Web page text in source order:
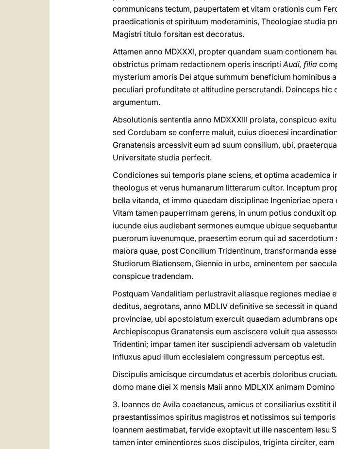
communicans tectum, paupertatem et vitam orationis cum
praedicationis et spirituum moderaminis, Theologiae studia
Magistri titulo forsitan est decoratus.
Attamen anno MDXXXI, propter quandam suam contionem
obstrictus primam redactionem operis inscriptiAudi, filia
mysterium amoris Dei atque summum beneficium hominibus
peculiari profunditate et altitudine perscrutandi. Deinceps
argumentum.
Absolutionis sententia anno MDXXXIII prolata, conspicuo
sed Cordubam se conferre maluit, cuius dioecesi
Granatensis arcessivit eum ad suum consilium, ubi,
Universitate studia perfecit.
Condiciones sui temporis plane sciens, et optima academica
theologus et verus humanarum litterarum cultor. Inceptum
bella vitanda, et immo quaedam disciplinae Ingenieriae
Vitam tamen pauperrimam gerens, in unum potius conduxit
iucunde eius audiebant sermones eumque ubique
puerorum iuvenumque, praesertim eorum qui ad
maiora quae, post Concilium Tridentinum, transformanda
Studiorum Biatiensem, Giennio in urbe, eminentem per
conspicue tradendam.
Postquam Vandalitiam perlustravit aliasque regiones
deditus, aegrotans, anno MDLIV definitive se secessit in
provinciae, ubi apostolatum exercuit quaedam adumbrans
Archiepiscopus Granatensis eum asciscere voluit qua
Tridentini; impar tamen iter suscipiendi adversam ob
influxus apud illum ecclesialem congressum perceptus est.
Discipulis amicisque circumdatus et acerbis doloribus
domo mane diei X mensis Maii anno MDLXIX animam
3. Ioannes de Avila coaetaneus, amicus et consiliarius exstitit
praestantissimos spiritus magistros et notissimos sui
Ioannem aestimabat, fervide exoptavit ut ille nascentem
tamen inter eminentiores suos discipulos, triginta circiter,